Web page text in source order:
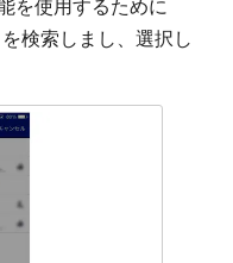
を使用するために
検索しまし、選択し